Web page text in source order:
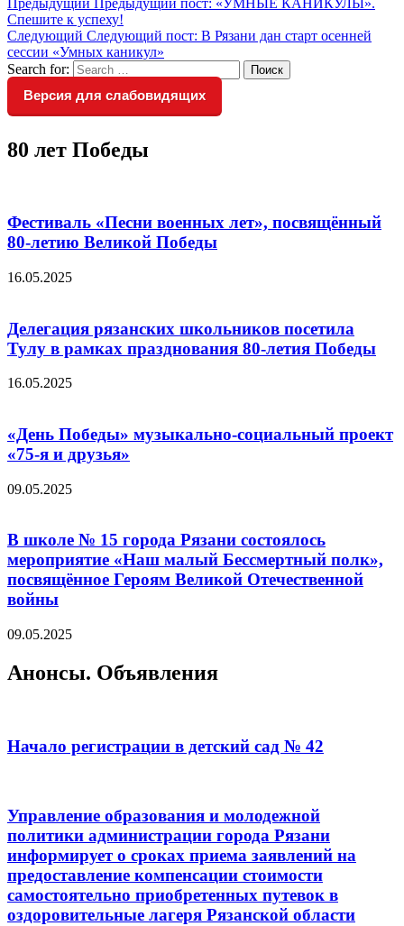
Спешите к успеху!
Следующий Следующий пост: В Рязани дан старт осенней
сессии «Умных каникул»
Search for:
Поиск
Версия для слабовидящих
80 лет Победы
Фестиваль «Песни военных лет», посвящённый
80-летию Великой Победы
16.05.2025
Делегация рязанских школьников посетила
Тулу в рамках празднования 80-летия Победы
16.05.2025
«День Победы» музыкально-социальный проект
«75-я и друзья»
09.05.2025
В школе № 15 города Рязани состоялось
мероприятие «Наш малый Бессмертный полк»,
посвящённое Героям Великой Отечественной
войны
09.05.2025
Анонсы. Объявления
Начало регистрации в детский сад № 42
Управление образования и молодежной
политики администрации города Рязани
информирует о сроках приема заявлений на
предоставление компенсации стоимости
самостоятельно приобретенных путевок в
оздоровительные лагеря Рязанской области